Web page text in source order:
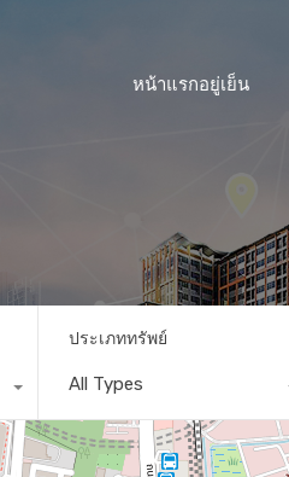
หน้าแรกอยู่เย็น
ประเภททรัพย์
All Types